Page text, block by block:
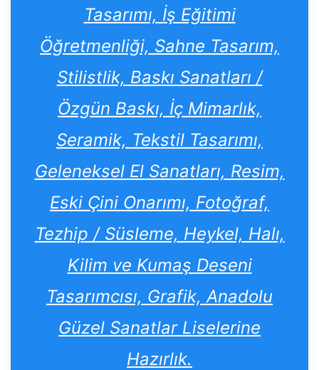
Tasarımı, İş Eğitimi
Öğretmenliği, Sahne Tasarım,
Stilistlik, Baskı Sanatları /
Özgün Baskı, İç Mimarlık,
Seramik, Tekstil Tasarımı,
Geleneksel El Sanatları, Resim,
Eski Çini Onarımı, Fotoğraf,
Tezhip / Süsleme, Heykel, Halı,
Kilim ve Kumaş Deseni
Tasarımcısı, Grafik, Anadolu
Güzel Sanatlar Liselerine
Hazırlık.